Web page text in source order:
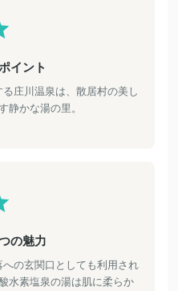
イント
庄川温泉は、散居村の美し
静かな湯の里。
の魅力
の玄関口としても利用され
水素塩泉の湯は肌に柔らか